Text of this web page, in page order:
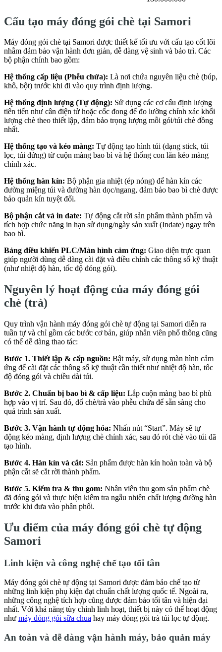
Cấu tạo máy đóng gói chè tại Samori
Máy đóng gói chè tại Samori được thiết kế tối ưu với cấu tạo cốt lõi
nhằm đảm bảo vận hành đơn giản, dễ dàng vệ sinh và bảo trì. Các
bộ phận chính bao gồm:
Hệ thống cấp liệu (Phễu chứa): Là nơi chứa nguyên liệu chè (búp,
khô, bột) trước khi đi vào quy trình định lượng.
Hệ thống định lượng (Tự động): Sử dụng các cơ cấu định lượng
tiên tiến như cân điện tử hoặc cốc đong để đo lường chính xác khối
lượng chè theo thiết lập, đảm bảo trọng lượng mỗi gói/túi chè đồng
nhất.
Hệ thống tạo và kéo màng: Tự động tạo hình túi (dạng stick, túi
lọc, túi đứng) từ cuộn màng bao bì và hệ thống con lăn kéo màng
chính xác.
Hệ thống hàn kín: Bộ phận gia nhiệt (ép nóng) để hàn kín các
đường miệng túi và đường hàn dọc/ngang, đảm bảo bao bì chè được
bảo quản kín tuyệt đối.
Bộ phận cắt và in date: Tự động cắt rời sản phẩm thành phẩm và
tích hợp chức năng in hạn sử dụng/ngày sản xuất (Indate) ngay trên
bao bì.
Bảng điều khiển PLC/Màn hình cảm ứng: Giao diện trực quan
giúp người dùng dễ dàng cài đặt và điều chỉnh các thông số kỹ thuật
(như nhiệt độ hàn, tốc độ đóng gói).
Nguyên lý hoạt động của máy đóng gói
chè (trà)
Quy trình vận hành máy đóng gói chè tự động tại Samori diễn ra
tuần tự và chỉ gồm các bước cơ bản, giúp nhân viên phổ thông cũng
có thể dễ dàng thao tác:
Bước 1. Thiết lập & cấp nguồn: Bật máy, sử dụng màn hình cảm
ứng để cài đặt các thông số kỹ thuật cần thiết như nhiệt độ hàn, tốc
độ đóng gói và chiều dài túi.
Bước 2. Chuẩn bị bao bì & cấp liệu: Lắp cuộn màng bao bì phù
hợp vào vị trí. Sau đó, đổ chè/trà vào phễu chứa để sẵn sàng cho
quá trình sản xuất.
Bước 3. Vận hành tự động hóa: Nhấn nút “Start”. Máy sẽ tự
động kéo màng, định lượng chè chính xác, sau đó rót chè vào túi đã
tạo hình.
Bước 4. Hàn kín và cắt: Sản phẩm được hàn kín hoàn toàn và bộ
phận cắt sẽ cắt rời thành phẩm.
Bước 5. Kiểm tra & thu gom: Nhân viên thu gom sản phẩm chè
đã đóng gói và thực hiện kiểm tra ngẫu nhiên chất lượng đường hàn
trước khi đưa vào phân phối.
Ưu điểm của máy đóng gói chè tự động
Samori
Linh kiện và công nghệ chế tạo tối tân
Máy đóng gói chè tự động tại Samori được đảm bảo chế tạo từ
những linh kiện phụ kiện đạt chuẩn chất lượng quốc tế. Ngoài ra,
những công nghệ tích hợp cũng được đảm bảo tối tân và hiện đại
nhất. Với khả năng tùy chỉnh linh hoạt, thiết bị này có thể hoạt động
như máy đóng gói sữa chua hay máy đóng gói trà túi lọc tự động.
An toàn và dễ dàng vận hành máy, bảo quản máy